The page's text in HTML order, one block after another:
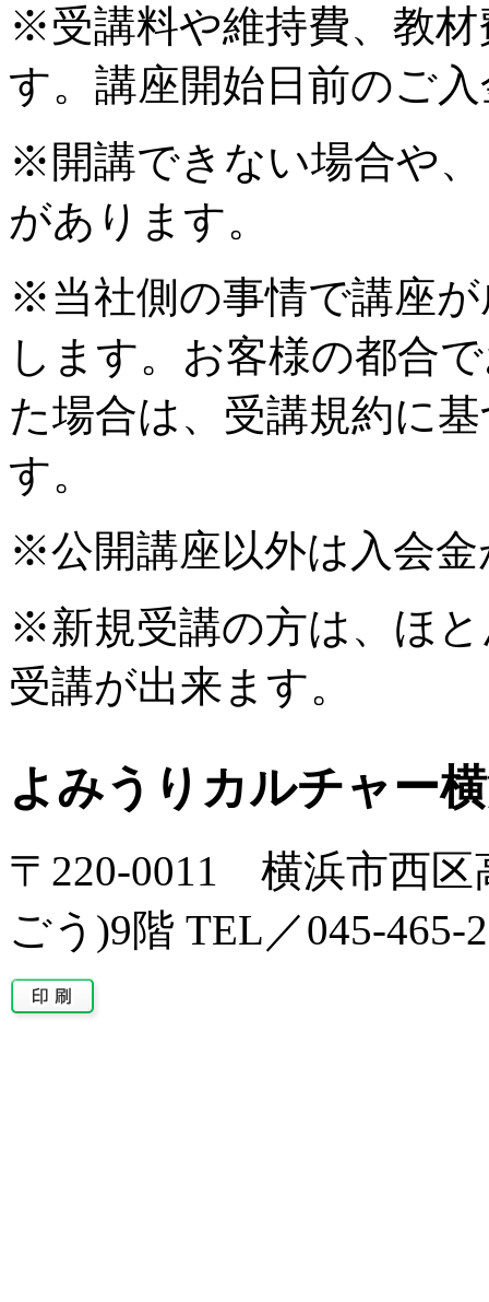
※受講料や維持費、教
す。講座開始日前のご
※開講できない場合や
があります。
※当社側の事情で講座
します。お客様の都合
た場合は、受講規約に
す。
※公開講座以外は入会
※新規受講の方は、ほ
受講が出来ます。
よみうりカルチャー
〒220-0011 横浜市西区
ごう)9階 TEL／045-465-